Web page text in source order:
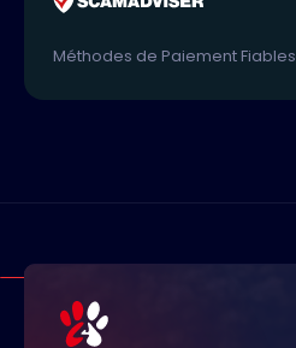
Méthodes de Paiement Fiables